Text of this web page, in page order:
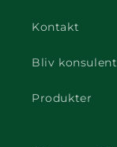
Kontakt
Bliv konsulent
Produkter